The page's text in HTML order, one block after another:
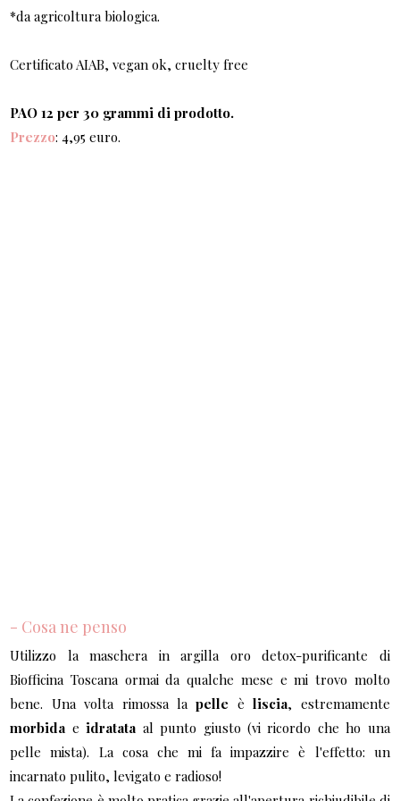
*da agricoltura biologica.
Certificato AIAB, vegan ok, cruelty free
PAO 12 per 30 grammi di prodotto.
Prezzo: 4,95 euro.
- Cosa ne penso
Utilizzo la maschera in argilla oro detox-purificante di
Biofficina Toscana ormai da qualche mese e mi trovo molto
bene. Una volta rimossa lapelle èliscia, estremamente
morbida eidratata al punto giusto (vi ricordo che ho una
pelle mista). La cosa che mi fa impazzire è l'effetto: un
incarnato pulito, levigato e radioso!